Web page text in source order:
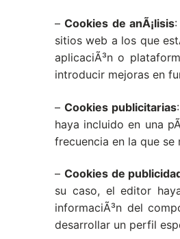
–Cookies de anÃ¡lisis
sitios web a los que
aplicaciÃ³n o
introducir mejoras en
–Cookies publicitarias
haya incluido en una
frecuencia en la que se
– Cookies de
su caso, el editor
informaciÃ³n del
desarrollar un perfil